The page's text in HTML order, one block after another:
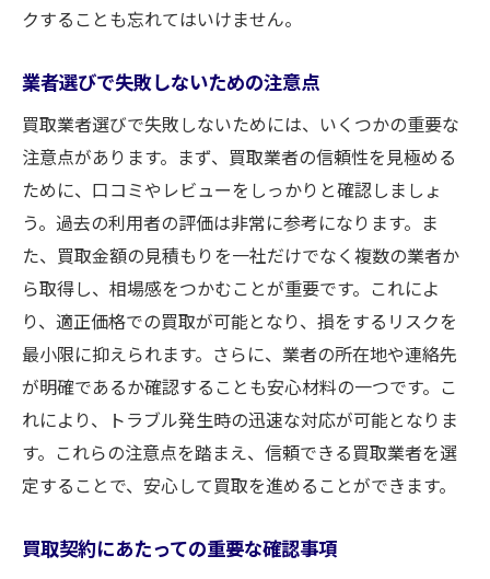
クすることも忘れてはいけません。
業者選びで失敗しないための注意点
買取業者選びで失敗しないためには、いくつかの重要な
注意点があります。まず、買取業者の信頼性を見極める
ために、口コミやレビューをしっかりと確認しましょ
う。過去の利用者の評価は非常に参考になります。ま
た、買取金額の見積もりを一社だけでなく複数の業者か
ら取得し、相場感をつかむことが重要です。これによ
り、適正価格での買取が可能となり、損をするリスクを
最小限に抑えられます。さらに、業者の所在地や連絡先
が明確であるか確認することも安心材料の一つです。こ
れにより、トラブル発生時の迅速な対応が可能となりま
す。これらの注意点を踏まえ、信頼できる買取業者を選
定することで、安心して買取を進めることができます。
買取契約にあたっての重要な確認事項